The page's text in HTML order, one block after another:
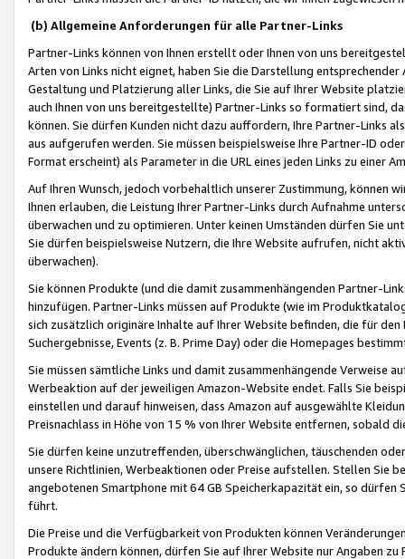
(b) Allgemeine Anforderungen für alle Partner-Links
Partner-Links können von Ihnen erstellt oder Ihnen von uns
Arten von Links nicht eignet, haben Sie die Darstellung
Gestaltung und Platzierung aller Links, die Sie auf Ihrer Website
auch Ihnen von uns bereitgestellte) Partner-Links so formatiert sind,
können. Sie dürfen Kunden nicht dazu auffordern, Ihre Partner-Links
aus aufgerufen werden. Sie müssen beispielsweise Ihre Partner-ID
Format erscheint) als Parameter in die URL eines jeden Links zu einer
Auf Ihren Wunsch, jedoch vorbehaltlich unserer Zustimmung, können
Ihnen erlauben, die Leistung Ihrer Partner-Links durch Aufnahme
überwachen und zu optimieren. Unter keinen Umständen dürfen Sie
Sie dürfen beispielsweise Nutzern, die Ihre Website aufrufen, nicht
überwachen).
Sie können Produkte (und die damit zusammenhängenden Partner-
hinzufügen. Partner-Links müssen auf Produkte (wie im
sich zusätzlich originäre Inhalte auf Ihrer Website befinden, die für
Suchergebnisse, Events (z. B. Prime Day) oder die Homepages
Sie müssen sämtliche Links und damit zusammenhängende
Werbeaktion auf der jeweiligen Amazon-Website endet. Falls Sie
einstellen und darauf hinweisen, dass Amazon auf ausgewählte
Preisnachlass in Höhe von 15 % von Ihrer Website entfernen, sobald
Sie dürfen keine unzutreffenden, überschwänglichen, täuschenden
unsere Richtlinien, Werbeaktionen oder Preise aufstellen. Stellen Sie
angebotenen Smartphone mit 64 GB Speicherkapazität ein, so dürfen
führt.
Die Preise und die Verfügbarkeit von Produkten können
Produkte ändern können, dürfen Sie auf Ihrer Website nur Angaben